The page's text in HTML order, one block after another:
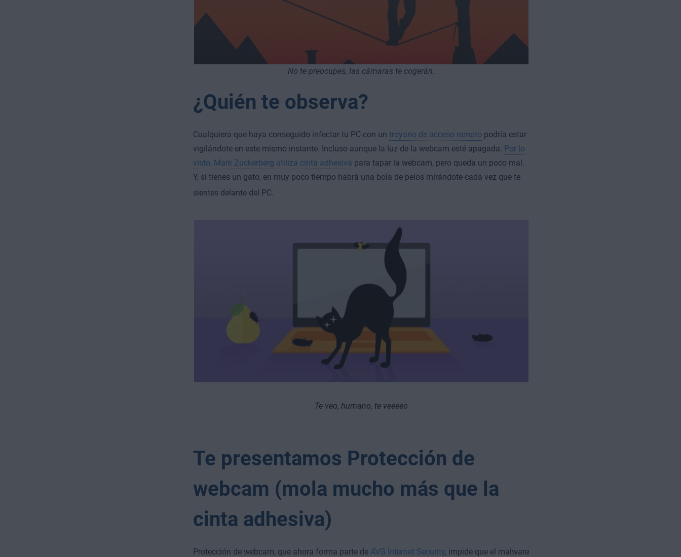
No te preocupes, las cámaras te cogerán.
¿Quién te observa?
Cualquiera que haya conseguido infectar tu PC con un troyano de acceso remoto podría estar
vigilándote en este mismo instante. Incluso aunque la luz de la webcam esté apagada. Por lo
visto, Mark Zuckerberg utiliza cinta adhesiva para tapar la webcam, pero queda un poco mal.
Y, si tienes un gato, en muy poco tiempo habrá una bola de pelos mirándote cada vez que te
sientes delante del PC.
Te veo, humano, te veeeeo
Te presentamos Protección de
webcam (mola mucho más que la
cinta adhesiva)
Protección de webcam, que ahora forma parte de AVG Internet Security, impide que el malware